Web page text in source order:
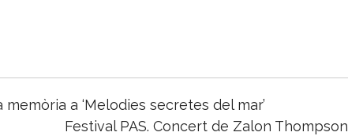
a ‘Melodies secretes del mar’
Festival PAS. Concert de Zalon Thompson